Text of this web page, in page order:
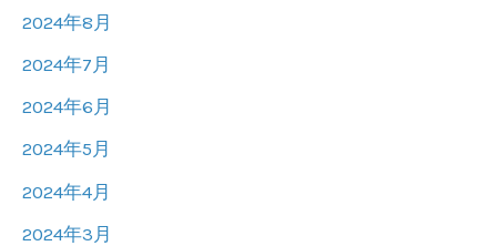
2024年8月
2024年7月
2024年6月
2024年5月
2024年4月
2024年3月